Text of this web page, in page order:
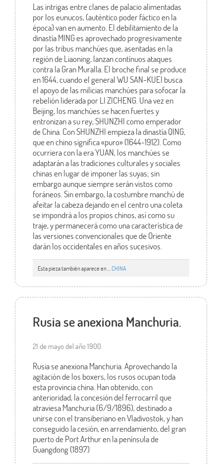
Las intrigas entre clanes de palacio alimentadas
por los eunucos, (auténtico poder fáctico en la
época) van en aumento. El debilitamiento de la
dinastía MING es aprovechado progresivamente
por las tribus manchúes que, asentadas en la
región de Liaoning, lanzan contínuos ataques
contra la Gran Muralla. El broche final se produce
en 1644, cuando el general WU SAN-KUEI busca
el apoyo de las milicias manchúes para sofocar la
rebelión liderada por LI ZICHENG. Una vez en
Beijing, los manchúes se hacen fuertes y
entronizan a su rey, SHUNZHI como emperador
de China. Con SHUNZHI empieza la dinastía QING,
que en chino significa «puro» (1644-1912). Como
ocurriera con la era YUAN, los manchúes se
adaptarán a las tradiciones culturales y sociales
chinas en lugar de imponer las suyas; sin
embargo aunque siempre serán vistos como
foráneos. Sin embargo, la costumbre manchú de
afeitar la cabeza dejando en el centro una coleta
se impondrá a los propios chinos, así como su
traje, y permanecerá como una característica de
las versiones convencionales que de Oriente
darán los occidentales en años sucesivos.
Esta pieza también aparece en ... CHINA
Rusia se anexiona Manchuria.
21 de mayo del año 1900
Rusia se anexiona Manchuria. Aprovechando la
agitación de los boxers, los rusos ocupan toda
esta provincia china. Han obtenido, con
anterioridad, la concesión del ferrocarril que
atraviesa Manchuria (6/9/1896), destinado a
unirse con el transiberiano en Vladivostok, y han
conseguido la cesión, en arrendamiento, del gran
puerto de Port Arthur en la península de
Guangdong (1897)